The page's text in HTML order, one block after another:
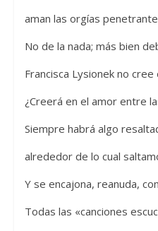
aman las orgías
No de la nada; más bien
Francisca Lysionek no
¿Creerá en el amor entre
Siempre habrá algo
alrededor de lo cual
Y se encajona, reanuda,
Todas las «canciones